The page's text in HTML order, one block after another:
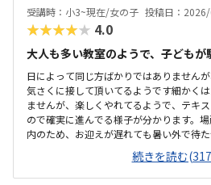
受講時：小3~現在/女の子 投稿日：
★★★★★ 4.0
大人も多い教室のようで、子どもが
日によって同じ方ばかりではありません
気さくに接して頂いてるようです細かく
ませんが、楽しくやれてるようで、テキ
ので確実に進んでる様子が分かります。
内のため、お迎えが遅れても暑い外で待
す。大人の方も多く通われてる教室です
雰囲気もよい教室で安心して通わされま
把握してませんが、個人的には小学生の
続きを読む